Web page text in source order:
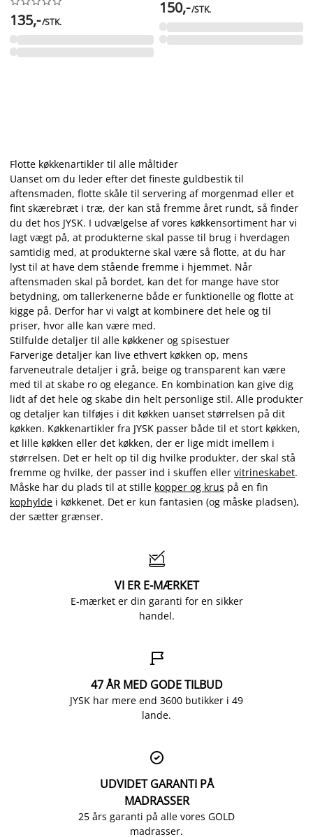
135,-/STK.
150,-/STK.
Flotte køkkenartikler til alle måltider
Uanset om du leder efter det fineste guldbestik til
aftensmaden, flotte skåle til servering af morgenmad eller et
fint skærebræt i træ, der kan stå fremme året rundt, så finder
du det hos JYSK. I udvælgelse af vores køkkensortiment har vi
lagt vægt på, at produkterne skal passe til brug i hverdagen
samtidig med, at produkterne skal være så flotte, at du har
lyst til at have dem stående fremme i hjemmet. Når
aftensmaden skal på bordet, kan det for mange have stor
betydning, om tallerkenerne både er funktionelle og flotte at
kigge på. Derfor har vi valgt at kombinere det hele og til
priser, hvor alle kan være med.
Stilfulde detaljer til alle køkkener og spisestuer
Farverige detaljer kan live ethvert køkken op, mens
farveneutrale detaljer i grå, beige og transparent kan være
med til at skabe ro og elegance. En kombination kan give dig
lidt af det hele og skabe din helt personlige stil. Alle produkter
og detaljer kan tilføjes i dit køkken uanset størrelsen på dit
køkken. Køkkenartikler fra JYSK passer både til et stort køkken,
et lille køkken eller det køkken, der er lige midt imellem i
størrelsen. Det er helt op til dig hvilke produkter, der skal stå
fremme og hvilke, der passer ind i skuffen eller vitrineskabet.
Måske har du plads til at stille kopper og krus på en fin
kophylde i køkkenet. Det er kun fantasien (og måske pladsen),
der sætter grænser.

VI ER E-MÆRKET
E-mærket er din garanti for en sikker
handel.

47 ÅR MED GODE TILBUD
JYSK har mere end 3600 butikker i 49
lande.

UDVIDET GARANTI PÅ
MADRASSER
25 års garanti på alle vores GOLD
madrasser.